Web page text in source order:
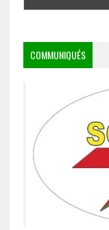
COMMUNIQUÉS